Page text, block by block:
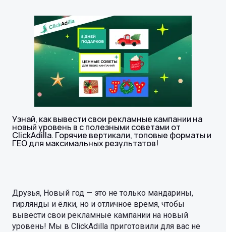
Узнай, как вывести свои рекламные кампании на
новый уровень в с полезными советами от
ClickAdilla. Горячие вертикали, топовые форматы и
ГЕО для максимальных результатов!
Друзья, Новый год — это не только мандарины,
гирлянды и ёлки, но и отличное время, чтобы
вывести свои рекламные кампании на новый
уровень! Мы в ClickAdilla приготовили для вас не